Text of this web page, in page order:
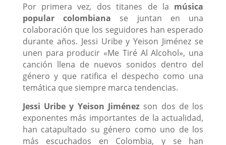
Por primera vez, dos titanes de la música
popular colombiana se juntan en una
colaboración que los seguidores han esperado
durante años. Jessi Uribe y Yeison Jiménez se
unen para producir «Me Tiré Al Alcohol», una
canción llena de nuevos sonidos dentro del
género y que ratifica el despecho como una
temática que siempre marca tendencias.
Jessi Uribe y Yeison Jiménez son dos de los
exponentes más importantes de la actualidad,
han catapultado su género como uno de los
más escuchados en Colombia, y se han